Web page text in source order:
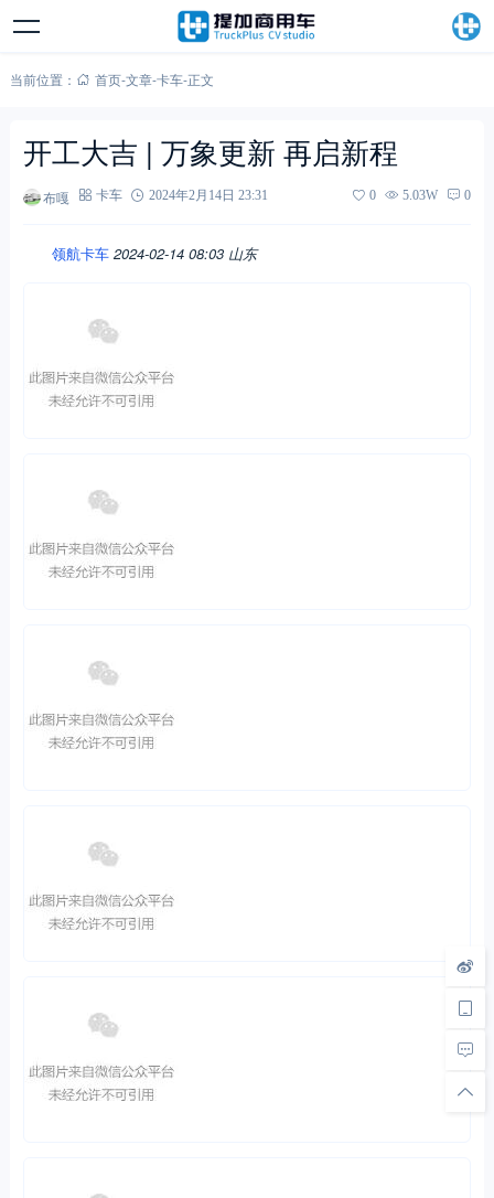
当前位置： 首页-文章-卡车-正文
开工大吉 | 万象更新 再启新程
布嘎 卡车 2024年2月14日 23:31 0 5.03W 0
领航卡车 2024-02-14 08:03 山东